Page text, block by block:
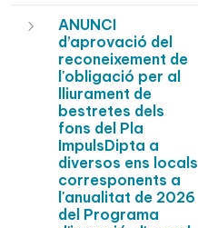
ANUNCI
d’aprovació del
reconeixement de
l'obligació per al
lliurament de
bestretes dels
fons del Pla
ImpulsDipta a
diversos ens locals
corresponents a
l'anualitat de 2026
del Programa